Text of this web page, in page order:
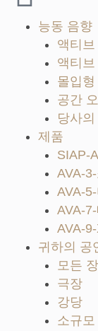
능동 음향
액티
액티브
몰입
공간
당사
제품
SIAP-
AVA-
AVA-
AVA-
AVA-
귀하의 공
모든
극장
강당
소규모